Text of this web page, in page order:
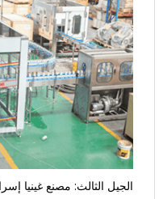
الجيل الثالث: مصنع غينيا